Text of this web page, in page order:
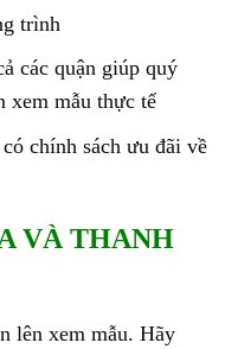
trình
các quận giúp quý
xem mẫu thực tế
chính sách ưu đãi về
VÀ THANH
lên xem mẫu. Hãy